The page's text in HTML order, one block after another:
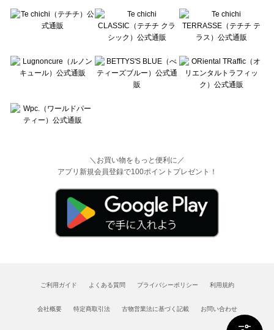
＼お買い物をもっと便利に／
アプリ新規会員登録で100ポイントプレゼント！
ご利用ガイド よくある質問 プライバシーポリシー 利用規約
会社概要 特定商取引法 古物営業法に基づく記載 お問い合わせ